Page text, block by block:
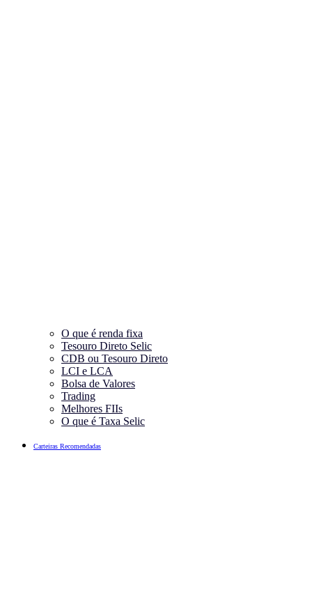
O que é renda fixa
Tesouro Direto Selic
CDB ou Tesouro Direto
LCI e LCA
Bolsa de Valores
Trading
Melhores FIIs
O que é Taxa Selic
Carteiras Recomendadas